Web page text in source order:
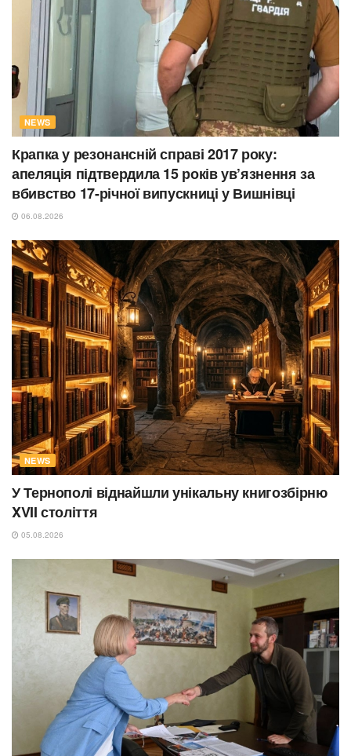
NEWS
Крапка у резонансній справі 2017 року:
апеляція підтвердила 15 років ув’язнення за
вбивство 17-річної випускниці у Вишнівці
06.08.2026
NEWS
У Тернополі віднайшли унікальну книгозбірню
XVII століття
05.08.2026